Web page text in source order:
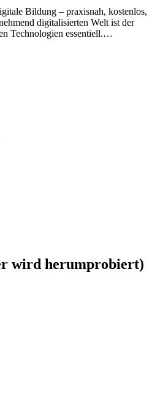
Bildung – praxisnah, kostenlos,
digitalisierten Welt ist der
Technologien essentiell.…
wird herumprobiert)